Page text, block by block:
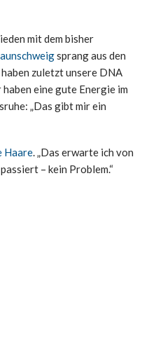
mit dem bisher
sprang aus den
zuletzt unsere DNA
eine gute Energie im
„Das gibt mir ein
Haare. „Das erwarte ich von
– kein Problem.“